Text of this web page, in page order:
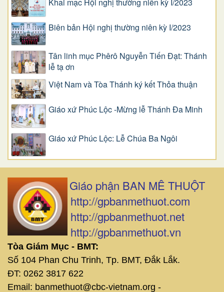
Biên bản Hội nghị thường niên kỳ I/2023
Tân linh mục Phêrô Nguyễn Tiến Đạt: Thánh
lễ tạ ơn
Việt Nam và Tòa Thánh ký kết Thỏa thuận
Giáo xứ Phúc Lộc -Mừng lễ Thánh Đa Minh
Giáo xứ Phúc Lộc: Lễ Chúa Ba Ngôi
Giáo phận BAN MÊ THUỘT
http://gpbanmethuot.com
http://gpbanmethuot.net
http://gpbanmethuot.vn
Tòa Giám Mục - BMT:
Số 104 Phan Chu Trinh, Tp. BMT, Đắk Lắk.
ĐT: 0262 3817 622
Email: banmethuot@cbc-vietnam.org -